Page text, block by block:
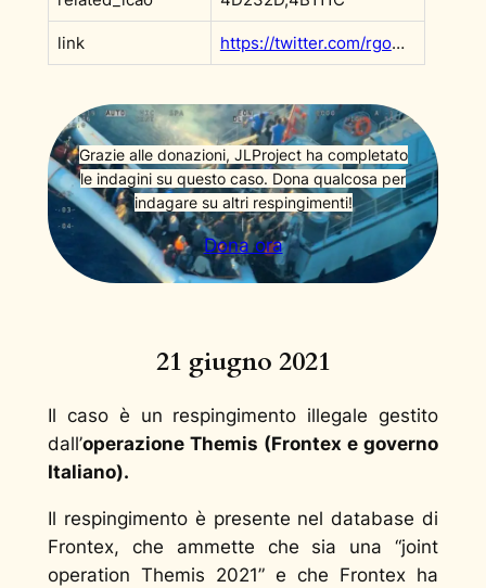
link https://twitter.com/rgowans/status/1407012412256047111?s=20&t=F9x0rVMDmc_v6ffh5wN3Rw
Grazie alle donazioni, JLProject ha completato
le indagini su questo caso. Dona qualcosa per
indagare su altri respingimenti!
Dona ora
21 giugno 2021
Il caso è un respingimento illegale gestito
dall’operazione Themis (Frontex e governo
Italiano).
Il respingimento è presente nel database di
Frontex, che ammette che sia una “joint
operation Themis 2021” e che Frontex ha